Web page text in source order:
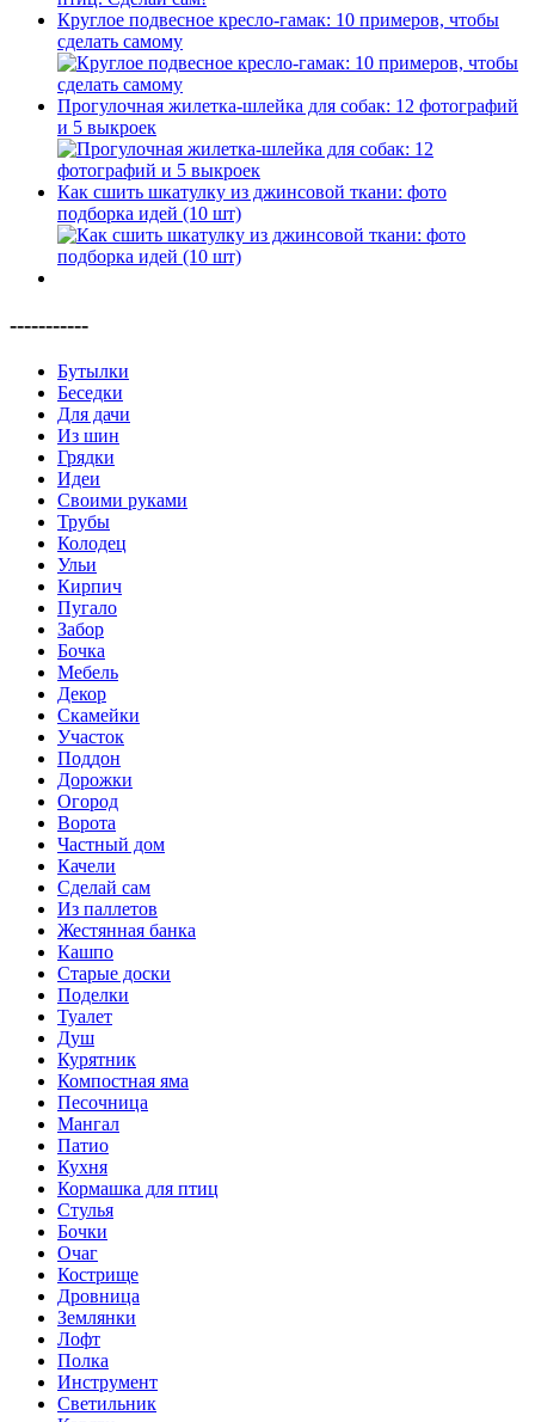
Круглое подвесное кресло-гамак: 10 примеров, чтобы
сделать самому
Прогулочная жилетка-шлейка для собак: 12 фотографий
и 5 выкроек
Как сшить шкатулку из джинсовой ткани: фото
подборка идей (10 шт)
-----------
Бутылки
Беседки
Для дачи
Из шин
Грядки
Идеи
Своими руками
Трубы
Колодец
Ульи
Кирпич
Пугало
Забор
Бочка
Мебель
Декор
Скамейки
Участок
Поддон
Дорожки
Огород
Ворота
Частный дом
Качели
Сделай сам
Из паллетов
Жестянная банка
Кашпо
Старые доски
Поделки
Туалет
Душ
Курятник
Компостная яма
Песочница
Мангал
Патио
Кухня
Кормашка для птиц
Стулья
Бочки
Очаг
Кострище
Дровница
Землянки
Лофт
Полка
Инструмент
Светильник